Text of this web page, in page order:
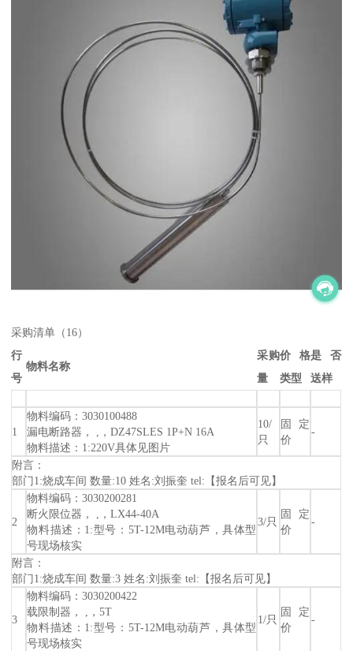
采购清单（16）
行
号
物料名称
采购
量
价格
类型
是否
送样
1
物料编码：3030100488
漏电断路器， ,，DZ47SLES 1P+N 16A
物料描述：1:220V具体见图片
10/
只
固定
价
-
附言：
部门1:烧成车间 数量:10 姓名:刘振奎 tel:【报名后可见】
2
物料编码：3030200281
断火限位器， ,，LX44-40A
物料描述：1:型号：5T-12M电动葫芦，具体型
号现场核实
3/只
固定
价
-
附言：
部门1:烧成车间 数量:3 姓名:刘振奎 tel:【报名后可见】
3
物料编码：3030200422
载限制器， ,，5T
物料描述：1:型号：5T-12M电动葫芦，具体型
号现场核实
1/只
固定
价
-